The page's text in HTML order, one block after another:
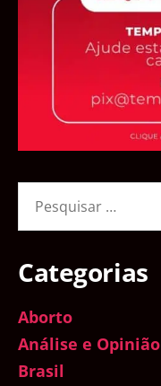
por:
Categorias
Aborto
Análise e Opinião
Brasil